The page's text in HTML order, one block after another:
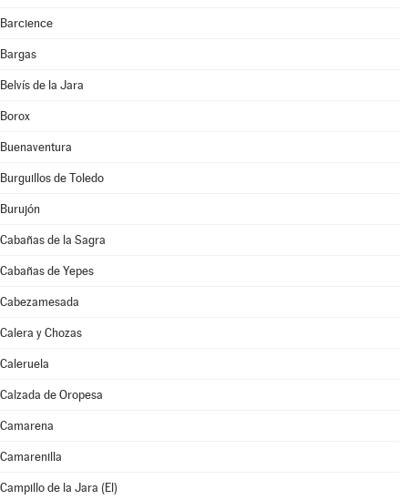
Barcience
Bargas
Belvís de la Jara
Borox
Buenaventura
Burguillos de Toledo
Burujón
Cabañas de la Sagra
Cabañas de Yepes
Cabezamesada
Calera y Chozas
Caleruela
Calzada de Oropesa
Camarena
Camarenilla
Campillo de la Jara (El)